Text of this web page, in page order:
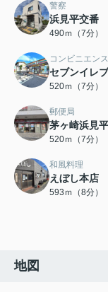
警察
浜見平交番
490ｍ（7分）
コンビニエン
セブンイレ
520ｍ（7分）
郵便局
茅ヶ崎浜見
520ｍ（7分）
和風料理
えぼし本店
593ｍ（8分）
地図